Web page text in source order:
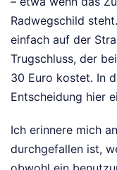
Radwegschild
einfach auf der
Trugschluss, der
30 Euro kostet. In
Entscheidung hier
Ich erinnere mich
durchgefallen ist,